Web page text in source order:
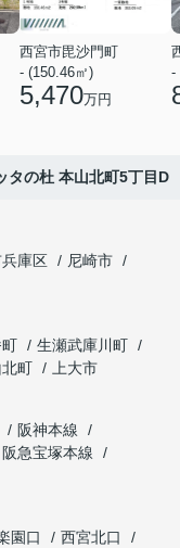
西宮市毘沙門町
- (150.46㎡)
5,470万円
-
タの杜 本山北町5丁目D
庫区
尼崎市
生瀬武庫川町
町
上大市
阪神本線
阪急宝塚本線
園口
西宮北口